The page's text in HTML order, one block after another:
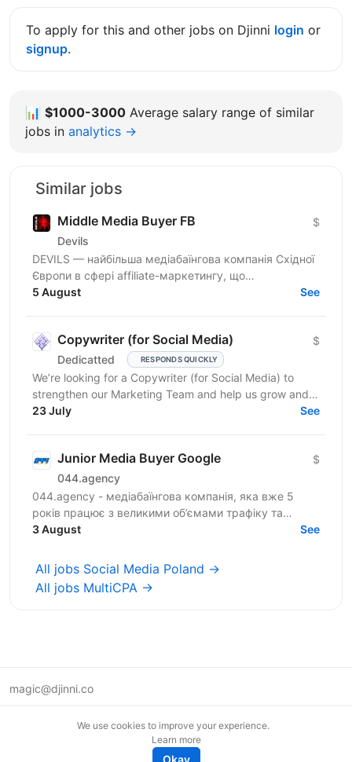
To apply for this and other jobs on Djinni login or
signup.
📊 $1000-3000 Average salary range of similar
jobs in analytics →
Similar jobs
Middle Media Buyer FB
Devils
$
DEVILS — найбільша медіабаїнгова компанія Східної
Європи в сфері affiliate-маркетингу, що
спеціалізується на масштабуванні трафіку та
5 August See
Copywriter (for Social Media)
Dedicatted RESPONDS QUICKLY
$
We’re looking for a Copywriter (for Social Media) to
strengthen our Marketing Team and help us grow and
23 July See
Junior Media Buyer Google
044.agency
$
044.agency - медіабаїнгова компанія, яка вже 5
років працює з великими об’ємами трафіку та
топовими оферами ринку. За цей час змогли
3 August See
All jobs Social Media Poland →
All jobs MultiCPA →
magic@djinni.co
We use cookies to improve your experience.
Learn more
Okay